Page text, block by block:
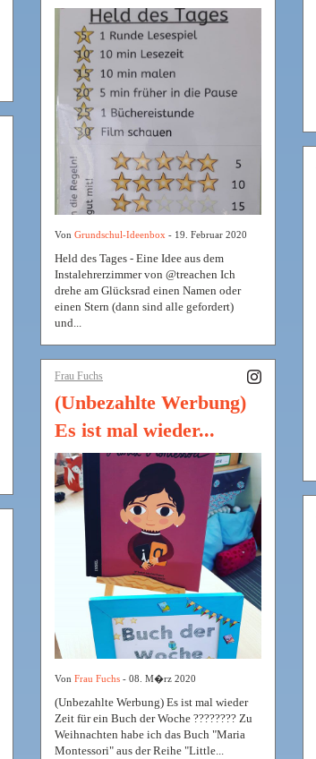
Von Grundschul-Ideenbox - 19. Februar 2020
Held des Tages - Eine Idee aus dem
Instalehrerzimmer von @treachen Ich
drehe am Glücksrad einen Namen oder
einen Stern (dann sind alle gefordert)
und...
Frau Fuchs
(Unbezahlte Werbung)
Es ist mal wieder...
Von Frau Fuchs - 08. M�rz 2020
(Unbezahlte Werbung) Es ist mal wieder
Zeit für ein Buch der Woche ???????? Zu
Weihnachten habe ich das Buch "Maria
Montessori" aus der Reihe "Little...